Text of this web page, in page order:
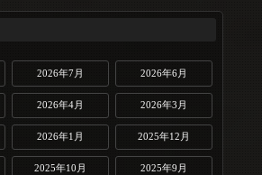
2026年7月 2026年6月
2026年4月 2026年3月
2026年1月 2025年12月
2025年10月 2025年9月